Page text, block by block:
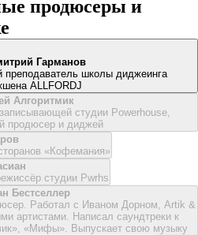
продюсеры и
Гарманов
школы диджеинга
ALLFORDJ
Алгоритмик
студии Powerhouse,
продюсер и диджей
«Кофемания»
студии Pwrhs
Бестселлер
Работал с Иваном Дорном, Artik &
артистами. Написал саундтреки к
«Мифы». Выпускает свою музыку